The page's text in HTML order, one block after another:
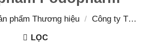
phẩm Thương hiệu / Công ty TNHH
LỌC